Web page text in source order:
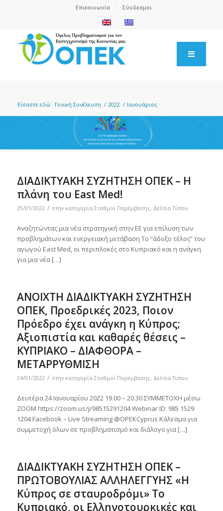
Επικοινωνία Σύνδεσμοι
Είσαστε εδώ: Γενική Συνέλευση / 2022 / Ιανουάριος
ΔΙΑΔΙΚΤΥΑΚΗ ΣΥΖΗΤΗΣΗ ΟΠΕΚ – Η
πλάνη του East Med!
25/01/2022 / στην κατηγορία Σταθμοί Παρέμβασης, Δελτία Τύπου
Αναζητώντας μια νέα στρατηγική στην ΕΕ για επίλυση των
προβλημάτων και ενεργειακή μετάβαση Το “άδοξο τέλος” του
αγωγού East Med, οι περιπλοκές στο Κυπριακό και η ανάγκη
για μια νέα […]
ΑΝΟΙΧΤΗ ΔΙΑΔΙΚΤΥΑΚΗ ΣΥΖΗΤΗΣΗ
ΟΠΕΚ, Προεδρικές 2023, Ποιον
Πρόεδρο έχει ανάγκη η Κύπρος;
Αξιοπιστία και καθαρές θέσεις –
ΚΥΠΡΙΑΚΟ – ΔΙΑΦΘΟΡΑ –
ΜΕΤΑΡΡΥΘΜΙΣΗ
24/01/2022 / στην κατηγορία Σταθμοί Παρέμβασης, Δελτία Τύπου
Δευτέρα 24 Ιανουαρίου 2022 19.00 – 20.30 ΣΥΜΜΕΤΟΧΗ μέσω
ZOOM https://zoom.us/j/98515291204 Webinar ID: 985 1529
1204 Facebook – Live Streaming @OPEKCyprus Κάλεσμα για
συμμετοχή όλων σε προβληματισμό και διάλογο για […]
ΔΙΑΔΙΚΤΥΑΚΗ ΣΥΖΗΤΗΣΗ ΟΠΕΚ –
ΠΡΩΤΟΒΟΥΛΙΑΣ ΑΛΛΗΛΕΓΓΥΗΣ «Η
Κύπρος σε σταυροδρόμι» Το
Κυπριακό, οι Ελληνοτουρκικές και